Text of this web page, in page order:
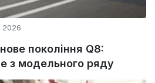
2026
покоління Q8:
з модельного ряду